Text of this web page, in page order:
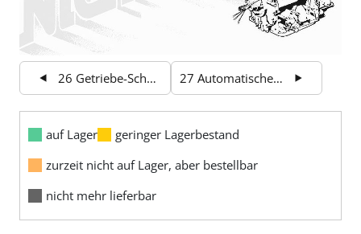
26 Getriebe-Schaltung 3 27 Automatisches Getriebe 2
auf Lager
geringer Lagerbestand
zurzeit nicht auf Lager, aber bestellbar
nicht mehr lieferbar